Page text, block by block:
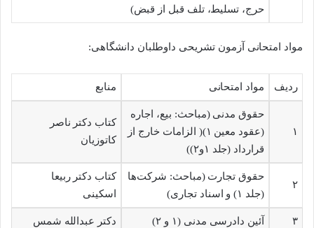
حرج، تسلیط، تلف قبل از قبض)
مواد امتحانی آزمون تشریحی داوطلبان دانشگاهی:
ردیف مواد امتحانی منابع
۱
حقوق مدنی (مباحث: بیع، اجاره
(عقود معین ۱)( الزامات خارج از
قرارداد (جلد ۱و۲))
کتاب دکتر ناصر
کاتوزیان
۲
حقوق تجارت (مباحث: شرکت‌ها
(جلد ۱) و اسناد تجاری)
کتاب دکتر ربیعا
اسکینی
۳ آئین دادرسی مدنی (۱ و ۲) دکتر عبدالله شمس